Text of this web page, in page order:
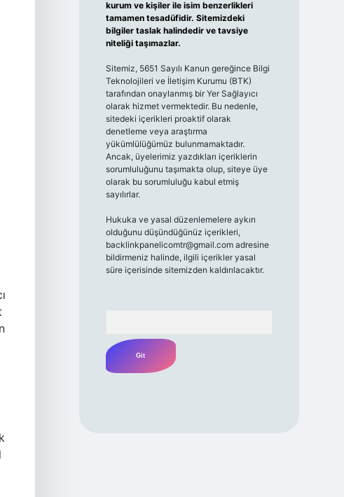
kurum ve kişiler ile isim benzerlikleri
tamamen tesadüfidir. Sitemizdeki
bilgiler taslak halindedir ve tavsiye
niteliği taşımazlar.
Sitemiz, 5651 Sayılı Kanun gereğince Bilgi
Teknolojileri ve İletişim Kurumu (BTK)
tarafından onaylanmış bir Yer Sağlayıcı
olarak hizmet vermektedir. Bu nedenle,
sitedeki içerikleri proaktif olarak
denetleme veya araştırma
yükümlülüğümüz bulunmamaktadır.
Ancak, üyelerimiz yazdıkları içeriklerin
sorumluluğunu taşımakta olup, siteye üye
olarak bu sorumluluğu kabul etmiş
sayılırlar.
Hukuka ve yasal düzenlemelere aykırı
olduğunu düşündüğünüz içerikleri,
backlinkpanelicomtr@gmail.comadresine
bildirmeniz halinde, ilgili içerikler yasal
süre içerisinde sitemizden kaldırılacaktır.